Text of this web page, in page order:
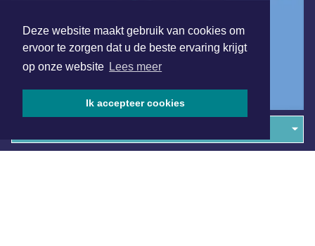
Deze website maakt gebruik van cookies om
ervoor te zorgen dat u de beste ervaring krijgt
op onze website Lees meer
Ik accepteer cookies